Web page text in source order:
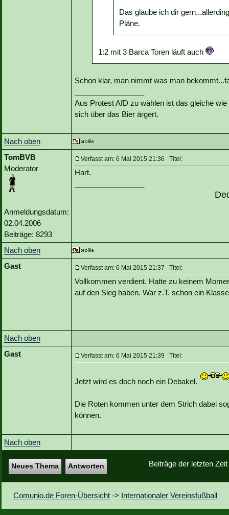
Das glaube ich dir
Pläne.
1:2 mit 3 Barca Toren läuft auch
Schon klar, man nimmt was man
Aus Protest AfD zu wählen ist das gleiche
sich über das Bier ärgert.
Nach oben
TomBVB
Moderator
Anmeldungsdatum:
02.04.2006
Beiträge: 8293
Verfasst am: 6 Mai 2015 21:36 Titel:
Hart.
Nach oben
Gast
Verfasst am: 6 Mai 2015 21:37 Titel:
Vollkommen verdient. Hatte zu keinem
auf den Sieg haben. War z.T. schon ein
Nach oben
Gast
Verfasst am: 6 Mai 2015 21:39 Titel:
Jetzt wird es doch noch ein Debakel.
Die Roten kommen unter dem Strich dabei
können.
Nach oben
Beiträge der letzten
Neues Thema Antworten
Comunio.de Foren-Übersicht -> Internationaler Vereinsfußball